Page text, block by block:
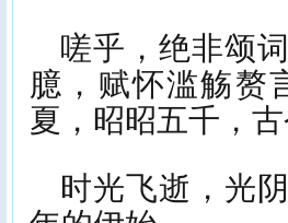
嗟乎，绝非颂
臆，赋怀滥觞赘
夏，昭昭五千，
时光飞逝，光